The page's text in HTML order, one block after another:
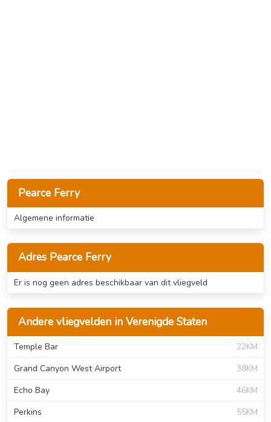
Pearce Ferry
Algemene informatie
Adres Pearce Ferry
Er is nog geen adres beschikbaar van dit vliegveld
Andere vliegvelden in Verenigde Staten
Temple Bar
22KM
Grand Canyon West Airport
38KM
Echo Bay
46KM
Perkins
55KM